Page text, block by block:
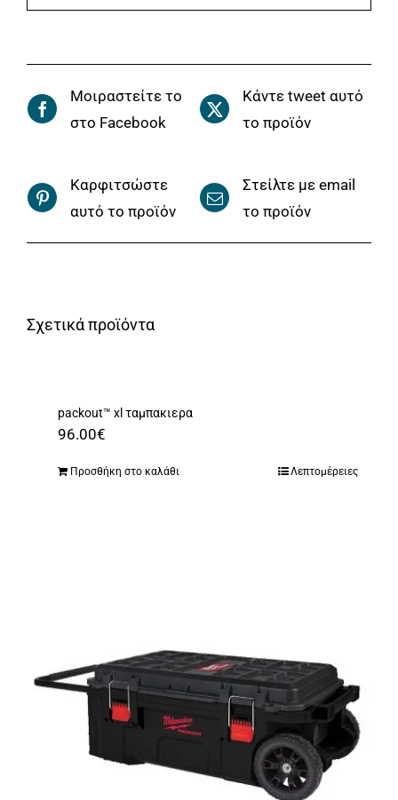
Μοιραστείτε το
στο Facebook
Κάντε tweet αυτό
το προϊόν
Καρφιτσώστε
αυτό το προϊόν
Στείλτε με email
το προϊόν
Σχετικά προϊόντα
packout™ xl ταμπακιερα
96.00€
Προσθήκη στο καλάθι Λεπτομέρειες